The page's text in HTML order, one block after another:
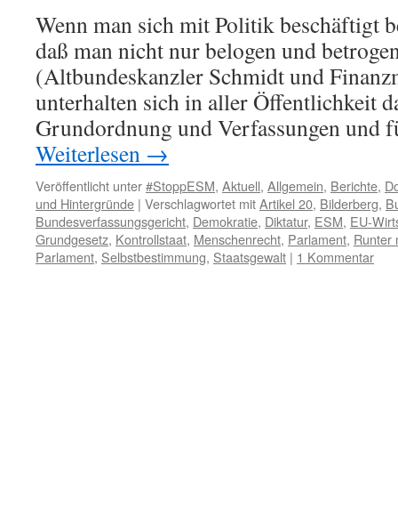
Wenn man sich mit Politik beschäftigt
daß man nicht nur belogen und
(Altbundeskanzler Schmidt und
unterhalten sich in aller Öffentlichkeit
Grundordnung und Verfassungen und
Weiterlesen →
Veröffentlicht unter#StoppESM, Aktuell, Allgemein, Berichte,
und Hintergründe | Verschlagwortet mitArtikel 20, Bilderberg,
Bundesverfassungsgericht, Demokratie, Diktatur, ESM, EU-
Grundgesetz, Kontrollstaat, Menschenrecht, Parlament, Runter
Parlament, Selbstbestimmung, Staatsgewalt | 1 Kommentar